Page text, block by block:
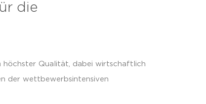
die
höchster Qualität, dabei wirtschaftlich
der wettbewerbsintensiven